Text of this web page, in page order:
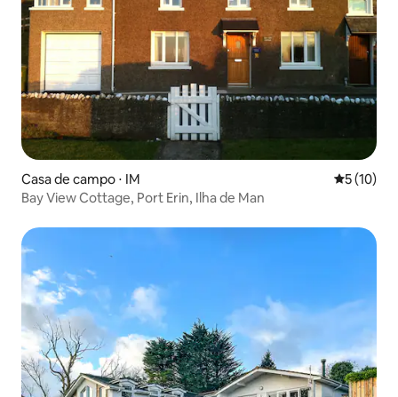
Casa de campo ⋅ IM 5 de uma
5 (10)
Bay View Cottage, Port Erin, Ilha de Man